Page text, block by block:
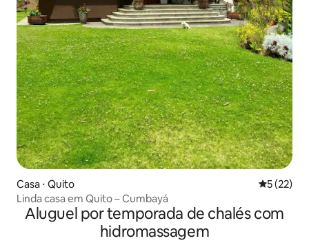
Casa ⋅ Quito 5 de uma
5 (22)
Linda casa em Quito – Cumbayá
Aluguel por temporada de chalés com
hidromassagem